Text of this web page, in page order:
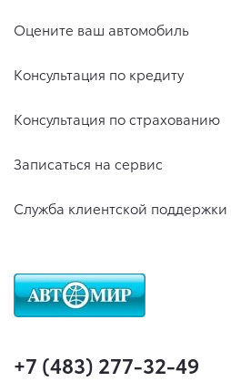
Оцените ваш автомобиль
Консультация по кредиту
Консультация по страхованию
Записаться на сервис
Служба клиентской поддержки
+7 (483) 277-32-49